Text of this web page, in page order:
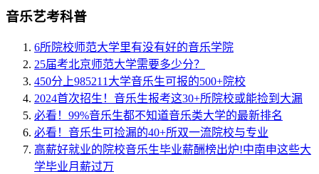
音乐艺考科普
6所院校师范大学里有没有好的音乐学院
25届考北京师范大学需要多少分？
450分上985211大学音乐生可报的500+院校
2024首次招生！音乐生报考这30+所院校或能捡到大漏
必看！99%音乐生都不知道音乐类大学的最新排名
必看！音乐生可捡漏的40+所双一流院校与专业
高薪好就业的院校音乐生毕业薪酬榜出炉!中南申这些大
学毕业月薪过万